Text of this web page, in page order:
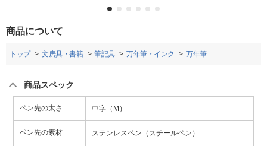
商品について
トップ 文房具・書籍 筆記具 万年筆・インク 万年筆
商品スペック
ペン先の太さ 中字（M）
ペン先の素材 ステンレスペン（スチールペン）